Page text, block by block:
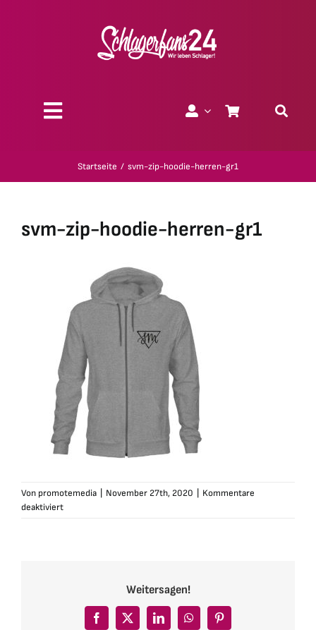
Toggle
Kollektionen
Startseite svm-zip-hoodie-herren-gr1
svm-zip-hoodie-herren-gr1
Von promotemedia November 27th, 2020
Kommentare
deaktiviertfür
Weitersagen!
Facebook
X LinkedInWhatsAppPinterest